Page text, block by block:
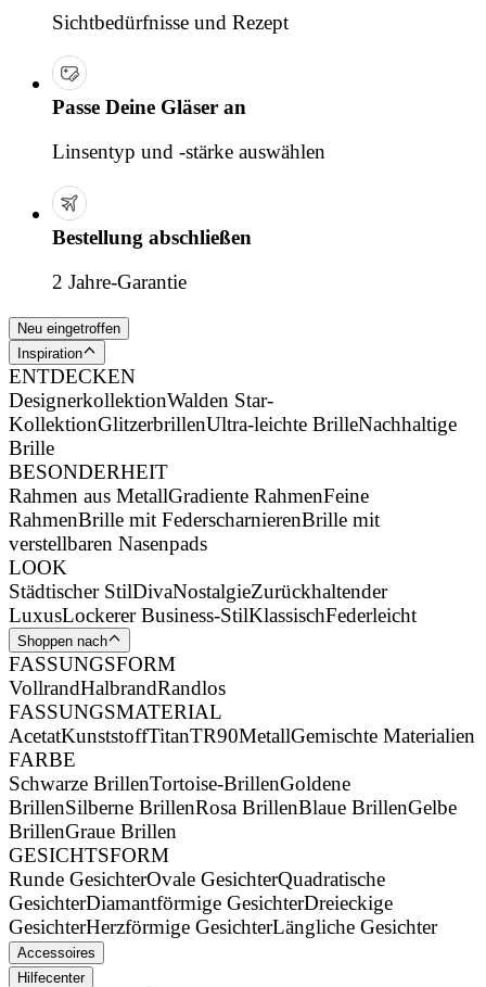
Sichtbedürfnisse und Rezept
Passe Deine Gläser an
Linsentyp und -stärke auswählen
Bestellung abschließen
2 Jahre-Garantie
Neu eingetroffen
Inspiration
ENTDECKEN
DesignerkollektionWalden Star-
KollektionGlitzerbrillenUltra-leichte BrilleNachhaltige
Brille
BESONDERHEIT
Rahmen aus MetallGradiente RahmenFeine
RahmenBrille mit FederscharnierenBrille mit
verstellbaren Nasenpads
LOOK
Städtischer StilDivaNostalgieZurückhaltender
LuxusLockerer Business-StilKlassischFederleicht
Shoppen nach
FASSUNGSFORM
VollrandHalbrandRandlos
FASSUNGSMATERIAL
AcetatKunststoffTitanTR90MetallGemischte Materialien
FARBE
Schwarze BrillenTortoise-BrillenGoldene
BrillenSilberne BrillenRosa BrillenBlaue BrillenGelbe
BrillenGraue Brillen
GESICHTSFORM
Runde GesichterOvale GesichterQuadratische
GesichterDiamantförmige GesichterDreieckige
GesichterHerzförmige GesichterLängliche Gesichter
Accessoires
Hilfecenter